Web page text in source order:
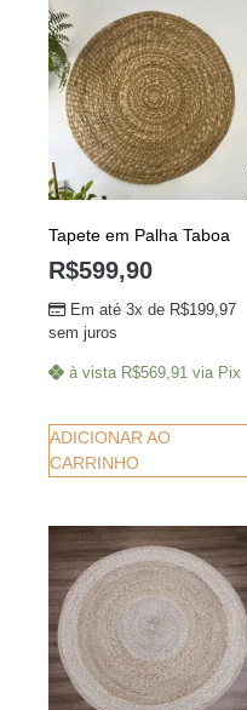
Tapete em Palha Taboa
R$599,90
Em até 3x de R$199,97
sem juros
à vista R$569,91 via Pix
ADICIONAR AO
CARRINHO